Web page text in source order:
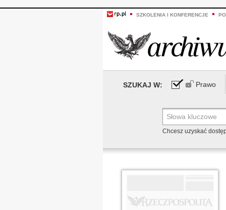
SZKOLENIA I KONFERENCJE
SZUKAJ W: Prawo
Chcesz uzyskać